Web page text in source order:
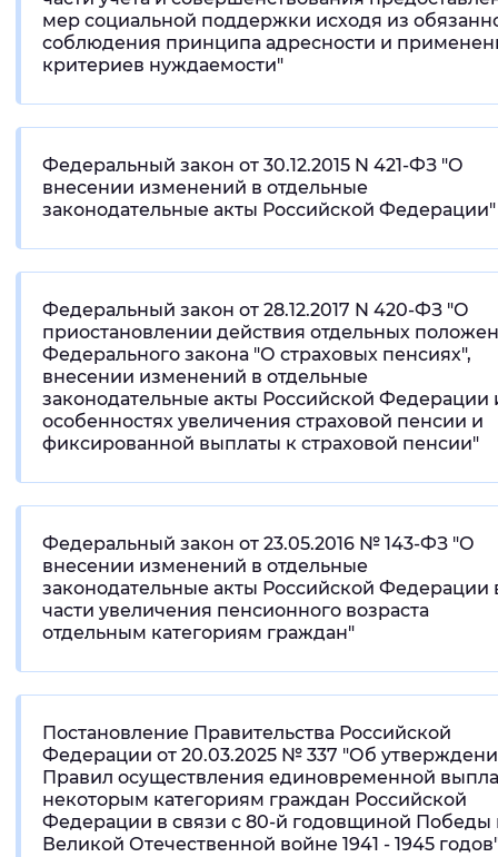
мер социальной поддержки исходя из
соблюдения принципа адресности и
критериев нуждаемости"
Федеральный закон от 30.12.2015 N 421-ФЗ "О
внесении изменений в отдельные
законодательные акты Российской Федерации"
Федеральный закон от 28.12.2017 N 420-ФЗ "О
приостановлении действия отдельных
Федерального закона "О страховых пенсиях",
внесении изменений в отдельные
законодательные акты Российской Федерации
особенностях увеличения страховой пенсии и
фиксированной выплаты к страховой пенсии"
Федеральный закон от 23.05.2016 № 143-ФЗ "О
внесении изменений в отдельные
законодательные акты Российской Федерации
части увеличения пенсионного возраста
отдельным категориям граждан"
Постановление Правительства Российской
Федерации от 20.03.2025 № 337 "Об
Правил осуществления единовременной
некоторым категориям граждан Российской
Федерации в связи с 80-й годовщиной Победы
Великой Отечественной войне 1941 - 1945